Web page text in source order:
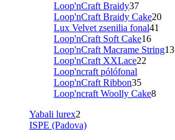
Loop'nCraft Braidy37
Loop'nCraft Braidy Cake20
Lux Velvet zsenilia fonal41
Loop'nCraft Soft Cake16
Loop'nCraft Macrame String13
Loop'nCraft XXLace22
Loop'ncraft pólófonal
Loop'nCraft Ribbon35
Loop'ncraft Woolly Cake8
Yabali lurex2
ISPE (Padova)